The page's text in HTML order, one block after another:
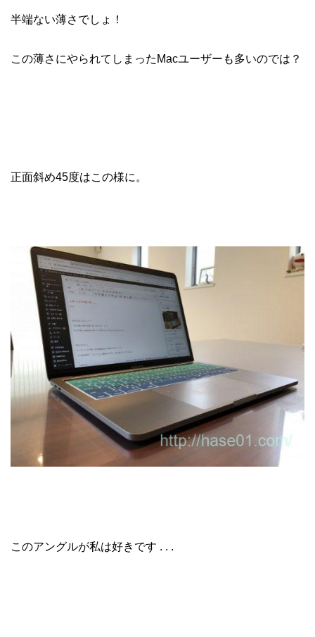
半端ない薄さでしょ！
この薄さにやられてしまったMacユーザーも多いのでは？
正面斜め45度はこの様に。
このアングルが私は好きです . . .